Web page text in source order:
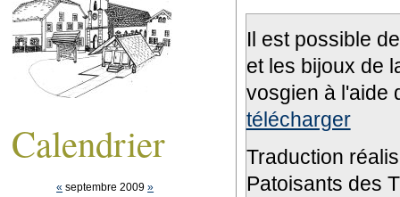
Il est possible
et les bijoux de
vosgien à l'aide
télécharger
Traduction
Patoisants des
Calendrier
« septembre 2009»